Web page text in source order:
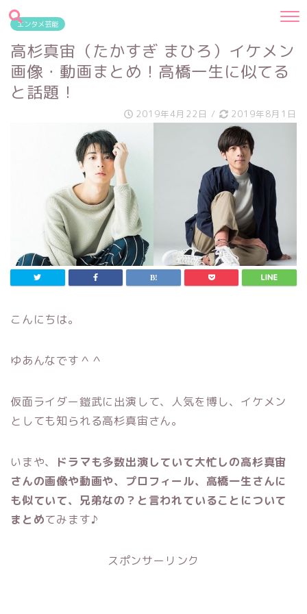
エンタメ芸能
高杉真宙（たかすぎ まひろ）イケメン
画像・動画まとめ！高橋一生に似てる
と話題！
2019年4月22日 / 2019年8月1日
こんにちは。
ゆあんなです＾＾
仮面ライダー鎧武に出演して、人気を博し、イケメン
としても知られる高杉真宙さん。
いまや、
ドラマも多数出演していて大忙しの高杉真宙
さんの画像や動画や、プロフィール、高橋一生さんに
も似ていて、兄弟なの？と言われていることについて
まとめてみます♪
スポンサーリンク